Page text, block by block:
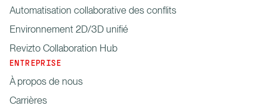
Automatisation collaborative des conflits
Environnement 2D/3D unifié
Revizto Collaboration Hub
ENTREPRISE
À propos de nous
Carrières